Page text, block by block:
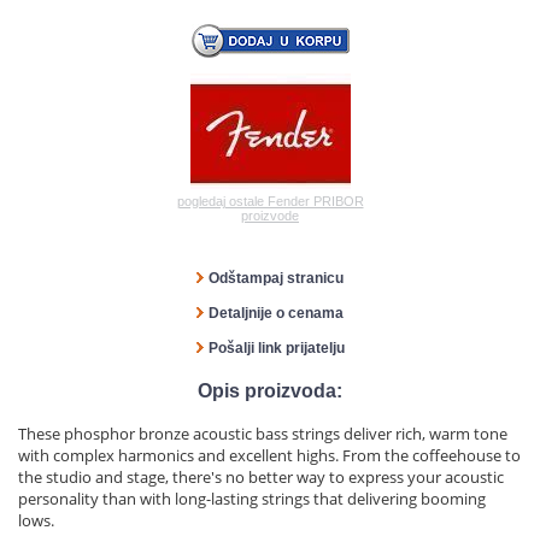
pogledaj ostale Fender PRIBOR
proizvode
Odštampaj stranicu
Detaljnije o cenama
Pošalji link prijatelju
Opis proizvoda:
These phosphor bronze acoustic bass strings deliver rich, warm tone
with complex harmonics and excellent highs. From the coffeehouse to
the studio and stage, there's no better way to express your acoustic
personality than with long-lasting strings that delivering booming
lows.